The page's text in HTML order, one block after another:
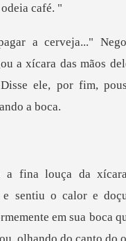
a xícara das mãos
iu o calor e
em sua boca